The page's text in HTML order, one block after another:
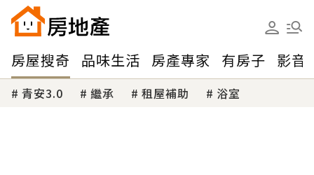
房屋搜奇 品味生活 房產專家 有房子 影音
青安3.0 繼承 租屋補助 浴室